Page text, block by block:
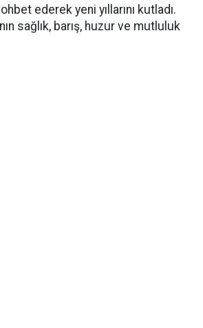
ederek yeni yıllarını kutladı.
sağlık, barış, huzur ve mutluluk